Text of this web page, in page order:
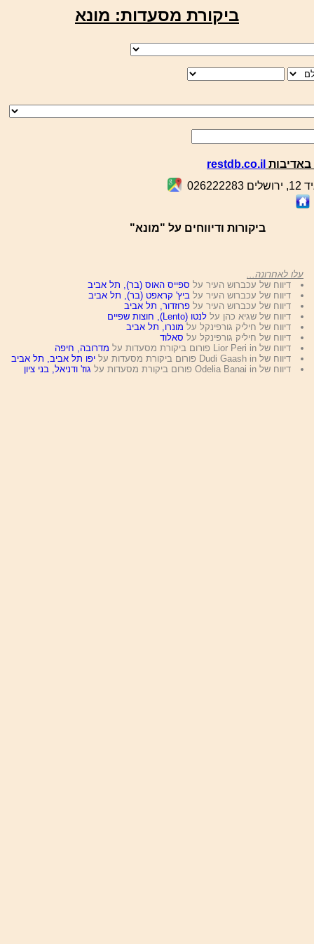
ביקורת מסעדות: מונא
restdb.co.il
ביקורות ודיווחים על "מונא"
עלו לאחרונה...
דיווח של עכברוש העיר על ספייס האוס (בר), תל אביב
דיווח של עכברוש העיר על ביץ' קראפט (בר), תל אביב
דיווח של עכברוש העיר עלפרוזדור, תל אביב
דיווח של שגיא כהן עללנטו (Lento), חוצות שפיים
דיווח של חיליק גורפינקל על מונרו, תל אביב
דיווח של חיליק גורפינקל על סאלוד
דיווח של Lior Peri in פורום ביקורת מסעדות על
מדרובה, חיפה
דיווח של Dudi Gaash in פורום ביקורת מסעדות על
יפו תל אביב, תל אביב
דיווח של Odelia Banai in פורום ביקורת מסעדות על
גוז' ודניאל, בני ציון